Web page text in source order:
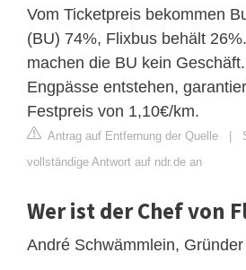
Vom Ticketpreis bekommen
(BU) 74%, Flixbus behält
machen die BU kein
Engpässe entstehen,
Festpreis von 1,10€/km.
Antrag auf Entfernung der Quelle |
vollständige Antwort auf ndr.de an
Wer ist der Chef von
André Schwämmlein,